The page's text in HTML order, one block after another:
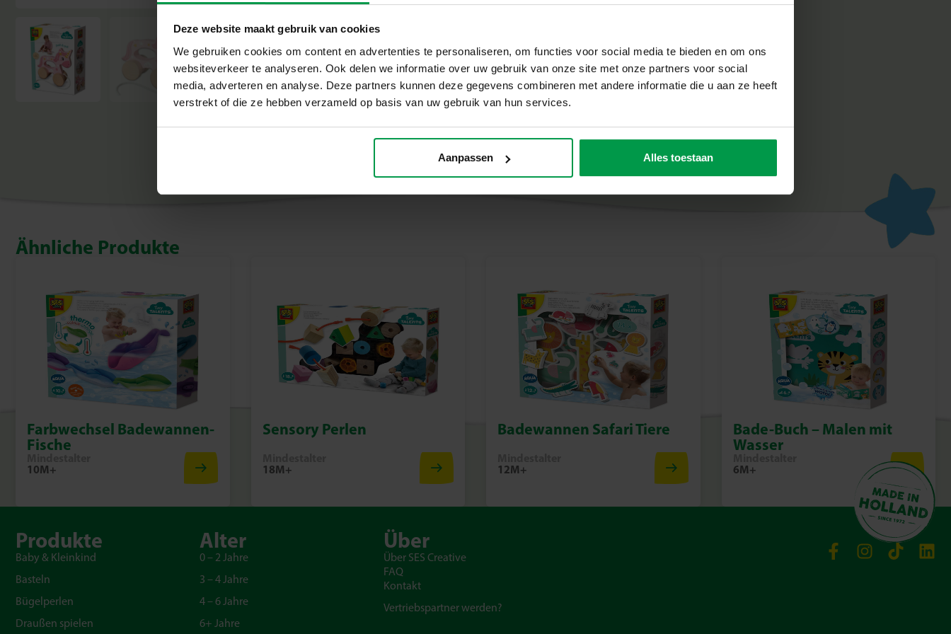
Deze website maakt gebruik van cookies
We gebruiken cookies om content en advertenties te personaliseren, om functies voor social media te bieden en om ons
websiteverkeer te analyseren. Ook delen we informatie over uw gebruik van onze site met onze partners voor social
media, adverteren en analyse. Deze partners kunnen deze gegevens combineren met andere informatie die u aan ze heeft
verstrekt of die ze hebben verzameld op basis van uw gebruik van hun services.
Aanpassen Alles toestaan
Beginnen Sie noch heute Ihr Abenteuer
Entdecken Sie den Spaß am Spielen mit diesem magischen Holz-Einhorn und nehmen Sie es
überallhin mit. Perfekt für stundenlangen Spielspaß!
Ähnliche Produkte
Farbwechsel Badewannen-
Fische
10M+
Sensory Perlen
18M+
Badewannen Safari Tiere
12M+
Bade-Buch – Malen mit
Wasser
6M+
Produkte
Baby & Kleinkind
Basteln
Bügelperlen
Draußen spielen
Alter
0 – 2 Jahre
3 – 4 Jahre
4 – 6 Jahre
6+ Jahre
Über
Über SES Creative
FAQ
Kontakt
Vertriebspartner werden?